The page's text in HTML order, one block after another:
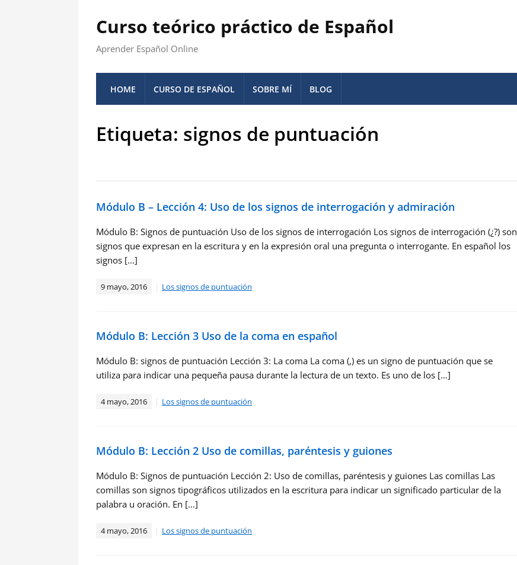
Curso teórico práctico de Español
Aprender Español Online
HOME CURSO DE ESPAÑOL SOBRE MÍ BLOG
Etiqueta: signos de puntuación
Módulo B – Lección 4: Uso de los signos de interrogación y admiración
Módulo B: Signos de puntuación Uso de los signos de interrogación Los signos de interrogación (¿?) son
signos que expresan en la escritura y en la expresión oral una pregunta o interrogante. En español los
signos […]
9 mayo, 2016 Los signos de puntuación
Módulo B: Lección 3 Uso de la coma en español
Módulo B: signos de puntuación Lección 3: La coma La coma (,) es un signo de puntuación que se
utiliza para indicar una pequeña pausa durante la lectura de un texto. Es uno de los […]
4 mayo, 2016 Los signos de puntuación
Módulo B: Lección 2 Uso de comillas, paréntesis y guiones
Módulo B: Signos de puntuación Lección 2: Uso de comillas, paréntesis y guiones Las comillas Las
comillas son signos tipográficos utilizados en la escritura para indicar un significado particular de la
palabra u oración. En […]
4 mayo, 2016 Los signos de puntuación